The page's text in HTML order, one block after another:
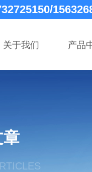
关于我们 产品
章